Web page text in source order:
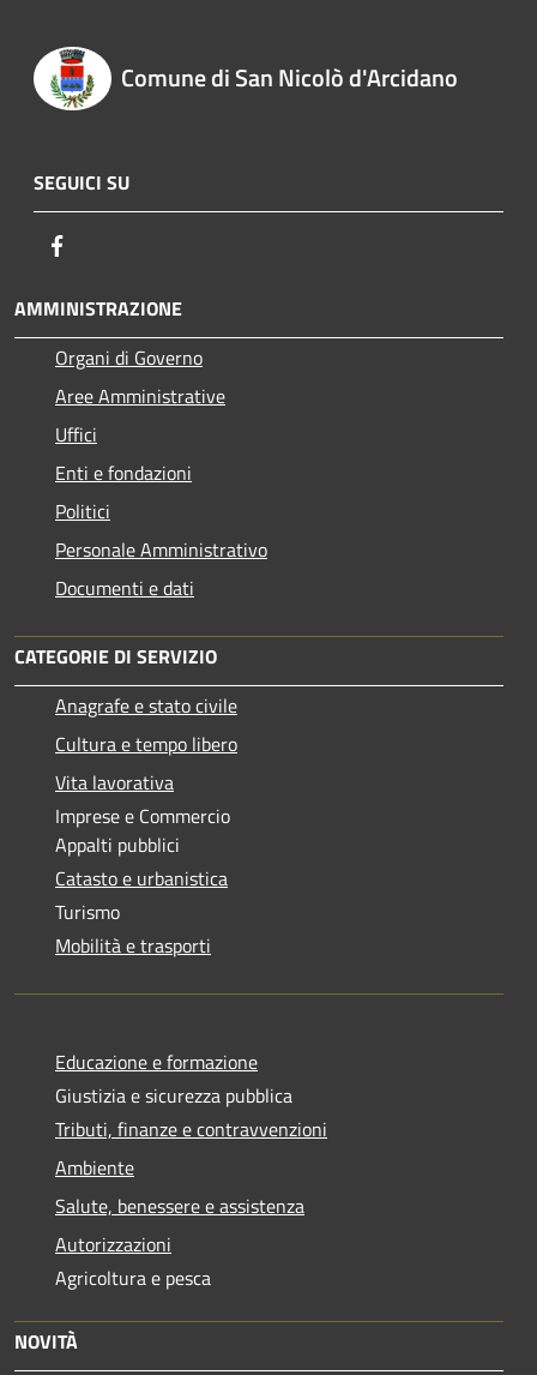
Comune di San Nicolò d'Arcidano
SEGUICI SU
AMMINISTRAZIONE
Organi di Governo
Aree Amministrative
Uffici
Enti e fondazioni
Politici
Personale Amministrativo
Documenti e dati
CATEGORIE DI SERVIZIO
Anagrafe e stato civile
Cultura e tempo libero
Vita lavorativa
Imprese e Commercio
Appalti pubblici
Catasto e urbanistica
Turismo
Mobilità e trasporti
Educazione e formazione
Giustizia e sicurezza pubblica
Tributi, finanze e contravvenzioni
Ambiente
Salute, benessere e assistenza
Autorizzazioni
Agricoltura e pesca
NOVITÀ